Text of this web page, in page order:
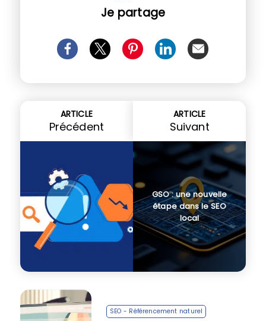
Je partage
ARTICLE
Précédent
ARTICLE
Suivant
GSO : une nouvelle
étape dans le SEO
local
SEO - Référencement naturel